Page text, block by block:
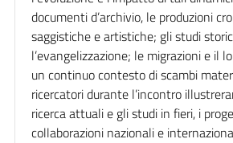
documenti d’archivio, le produzioni
saggistiche e artistiche; gli studi
l’evangelizzazione; le migrazioni e il
un continuo contesto di scambi
ricercatori durante l’incontro
ricerca attuali e gli studi in fieri, i
collaborazioni nazionali e